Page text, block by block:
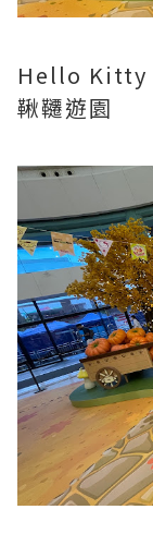
Hello Kitty
鞦韆遊園